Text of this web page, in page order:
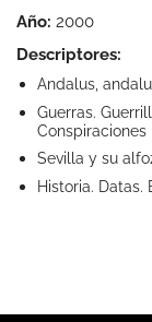
Año: 2000
Descriptores:
Andalus,
Guerras.
Conspiraciones
Sevilla y su
Historia. Datas.